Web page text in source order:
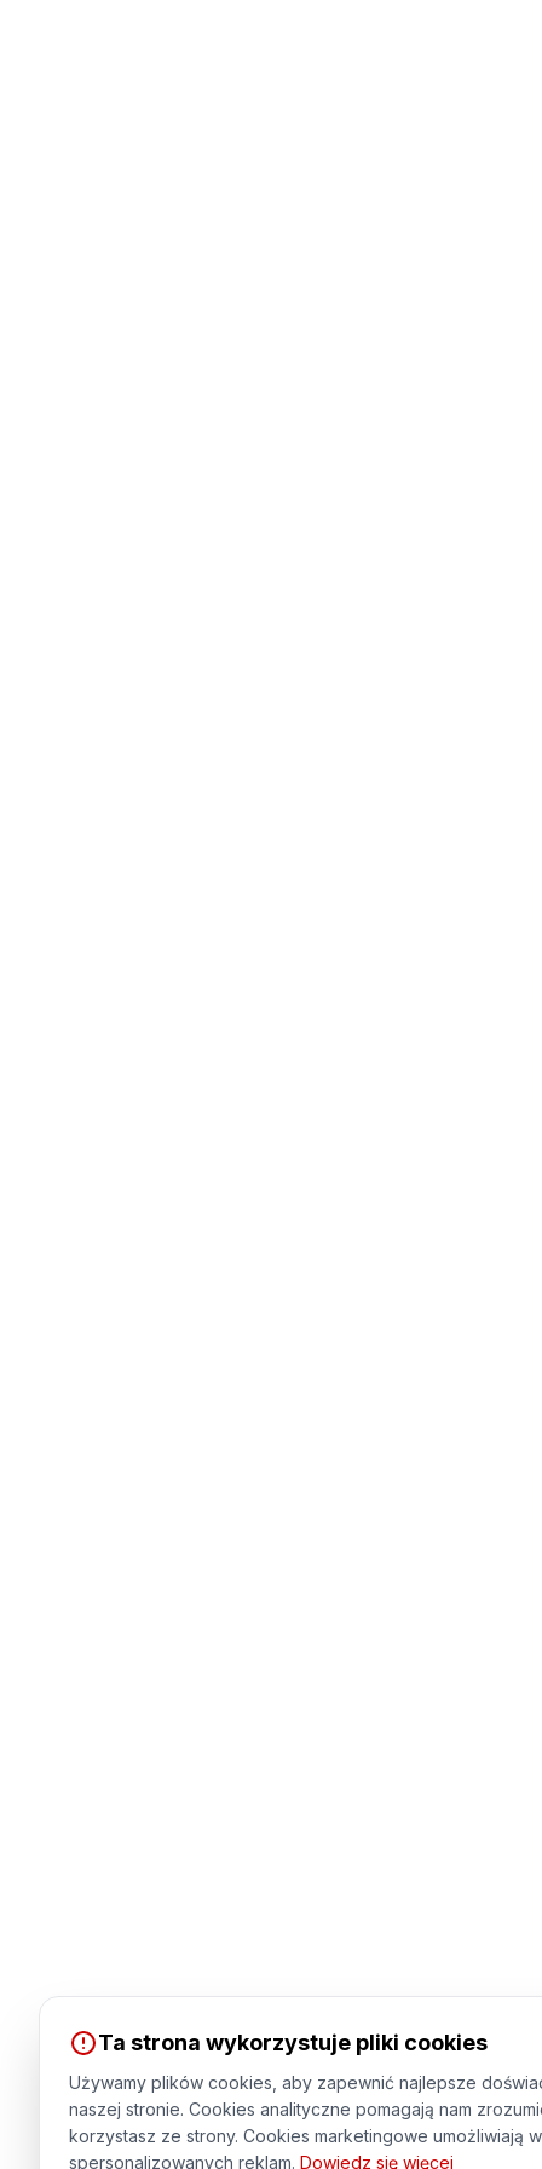
Ta strona wykorzystuje pliki cookies
Używamy plików cookies, aby zapewnić najlepsze
naszej stronie. Cookies analityczne pomagają nam
korzystasz ze strony. Cookies marketingowe umożliwiają
spersonalizowanych reklam. Dowiedz się więcej